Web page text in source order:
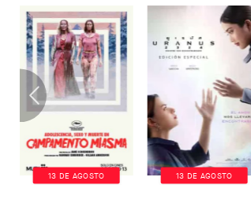
13 DE AGOSTO 13 DE AGOSTO